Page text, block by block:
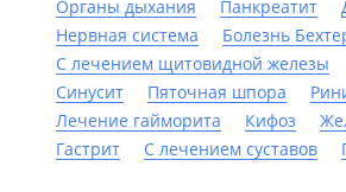
Органы дыхания
Панкреатит
Нервная система
Болезнь
С лечением щитовидной железы
Синусит
Пяточная шпора
Лечение гайморита
Кифоз
Гастрит
С лечением суставов